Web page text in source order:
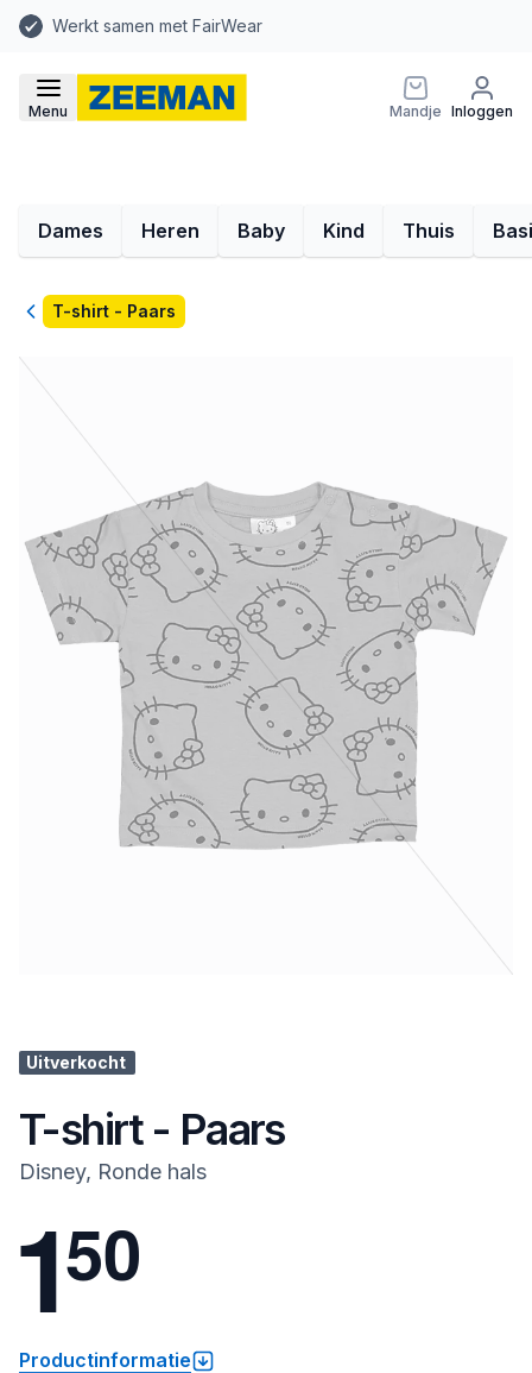
Werkt samen met FairWear
Menu Mandje Inloggen
Dames Heren Baby Kind Thuis
TerugT-shirt - Paars
Uitverkocht
T-shirt - Paars
Disney, Ronde hals
150
Productinformatie